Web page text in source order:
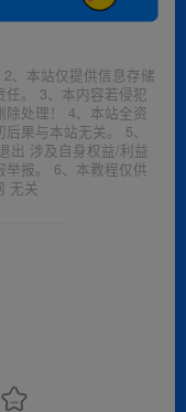
、本站仅提供信息存储
。 3、本内容若侵犯
处理！ 4、本站全资
果与本站无关。 5、
出 涉及自身权益/利益
报。 6、本教程仅供
无关